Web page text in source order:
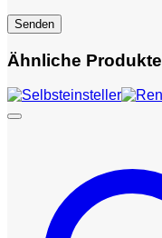
Ähnliche Produkte